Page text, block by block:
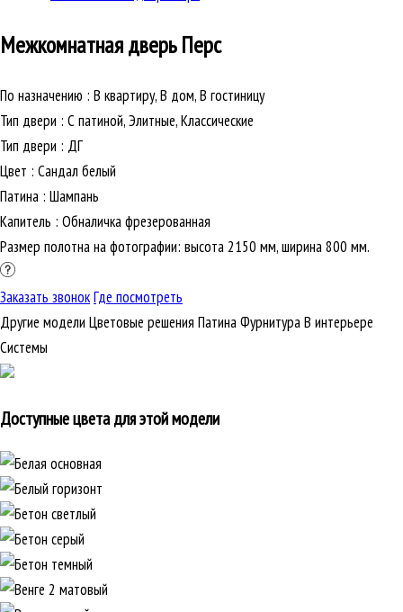
Межкомнатная дверь Перс
По назначению : В квартиру, В дом, В гостиницу
Тип двери : С патиной, Элитные, Классические
Тип двери : ДГ
Цвет : Сандал белый
Патина : Шампань
Капитель : Обналичка фрезерованная
Размер полотна на фотографии: высота 2150 мм, ширина 800 мм.
Заказать звонокГде посмотреть
Другие модели Цветовые решения ПатинаФурнитураВ интерьере
Cистемы
Доступные цвета для этой модели